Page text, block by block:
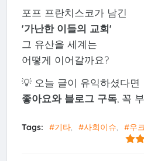
포프 프란치스코가 남긴
'가난한 이들의 교회'
그 유산을 세계는
어떻게 이어갈까요?
💡 오늘 글이 유익하셨다면
좋아요와 블로그 구독, 꼭
Tags: #기타 #사회이슈 #우